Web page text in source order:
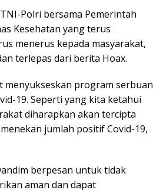
Polri bersama Pemerintah
Kesehatan yang terus
menerus kepada masyarakat,
terlepas dari berita Hoax.
menyukseskan program serbuan
19. Seperti yang kita ketahui
diharapkan akan tercipta
jumlah positif Covid-19,
berpesan untuk tidak
aman dan dapat